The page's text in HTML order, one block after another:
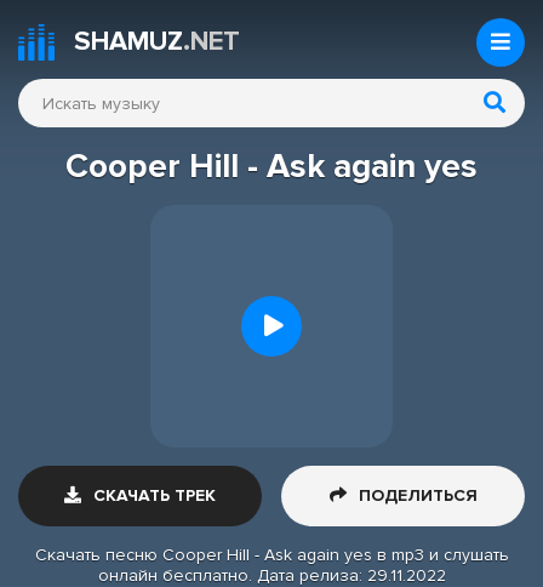
SHAMUZ.NET
Cooper Hill - Ask again yes
СКАЧАТЬ ТРЕК ПОДЕЛИТЬСЯ
Скачать песню Cooper Hill - Ask again yes в mp3 и слушать
онлайн бесплатно. Дата релиза: 29.11.2022